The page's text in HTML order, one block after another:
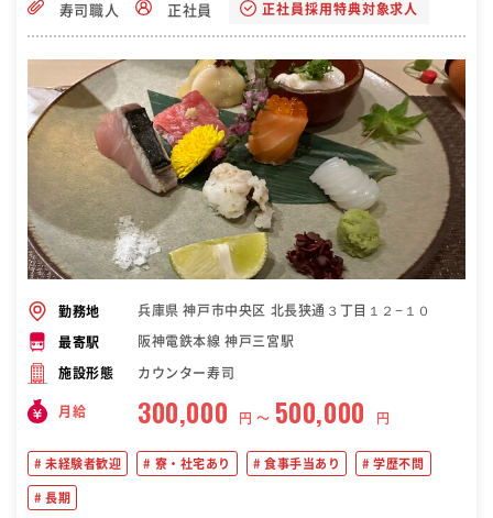
寿司職人 正社員 正社員採用特典対象求人
勤務地 兵庫県 神戸市中央区 北長狭通３丁目１２−１０
最寄駅 阪神電鉄本線 神戸三宮駅
施設形態 カウンター寿司
月給 300,000 円 〜 500,000 円
未経験者歓迎 寮・社宅あり 食事手当あり 学歴不問
長期